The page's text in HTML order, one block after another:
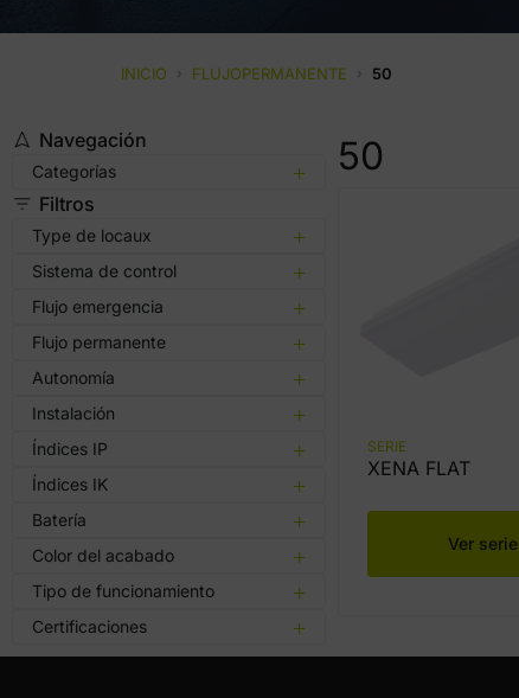
INICIO › FLUJOPERMANENTE › 50
Navegación
Categorías
Filtros
Type de locaux
Sistema de control
Flujo emergencia
Flujo permanente
Autonomía
Instalación
Índices IP
Índices IK
Batería
Color del acabado
Tipo de funcionamiento
Certificaciones
50
SERIE
XENA FLAT
Ver serie